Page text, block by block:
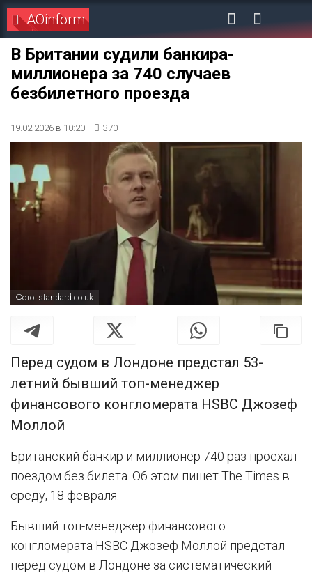
AOinform
В Британии судили банкира-
миллионера за 740 случаев
безбилетного проезда
19.02.2026 в 10:20 370
Фото: standard.co.uk
Перед судом в Лондоне предстал 53-
летний бывший топ-менеджер
финансового конгломерата HSBC Джозеф
Моллой
Британский банкир и миллионер 740 раз проехал
поездом без билета. Об этом пишет The Times в
среду, 18 февраля.
Бывший топ-менеджер финансового
конгломерата HSBC Джозеф Моллой предстал
перед судом в Лондоне за систематический